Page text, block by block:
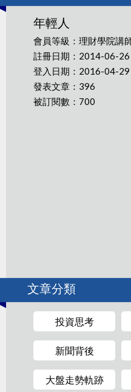
年輕人
會員等級：理財學院講
註冊日期：2014-06-26
登入日期：2016-04-29
發表文章：396
被訂閱數：700
文章分類
投資思考
新聞背後
大盤走勢軌跡